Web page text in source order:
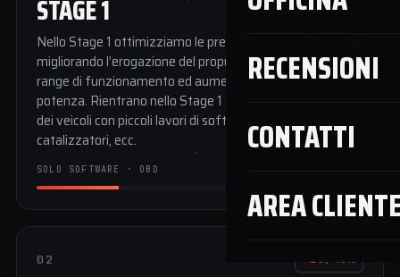
RECENSIONI
CONTATTI
AREA
STAGE 1
Nello Stage 1 ottimizziamo le prestazioni della centralina
migliorando l’erogazione del propulsore in tutto il suo
range di funzionamento ed aumentando la coppia e la
potenza. Rientrano nello Stage 1 anche l’ottimizzazione
dei veicoli con piccoli lavori di soft-tuning quali rimozione
catalizzatori, ecc.
SOLO SOFTWARE · OBD
02 +25/40%